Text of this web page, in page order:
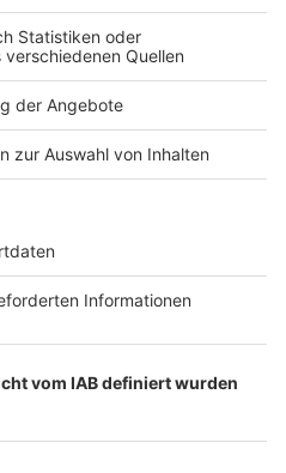
Kontakt
Studio-Hotline
Verkehrs-Hotline